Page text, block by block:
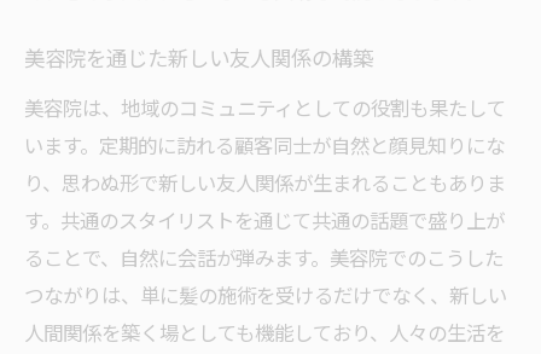
美容院を通じた新しい友人関係の構築
美容院は、地域のコミュニティとしての役割も果たして
います。定期的に訪れる顧客同士が自然と顔見知りにな
り、思わぬ形で新しい友人関係が生まれることもありま
す。共通のスタイリストを通じて共通の話題で盛り上が
ることで、自然に会話が弾みます。美容院でのこうした
つながりは、単に髪の施術を受けるだけでなく、新しい
人間関係を築く場としても機能しており、人々の生活を